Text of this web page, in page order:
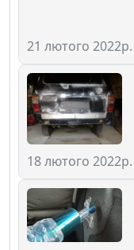
21 лютого 2022р.
18 лютого 2022р.